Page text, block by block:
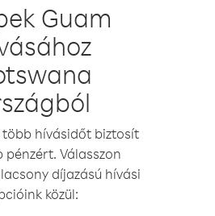
Guam
több hívásidőt biztosít
pénzért. Válasszon
díjazású hívási
közül: